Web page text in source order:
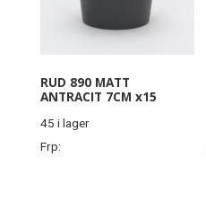
RUD 890 MATT
ANTRACIT 7CM x15
45 i lager
Frp: